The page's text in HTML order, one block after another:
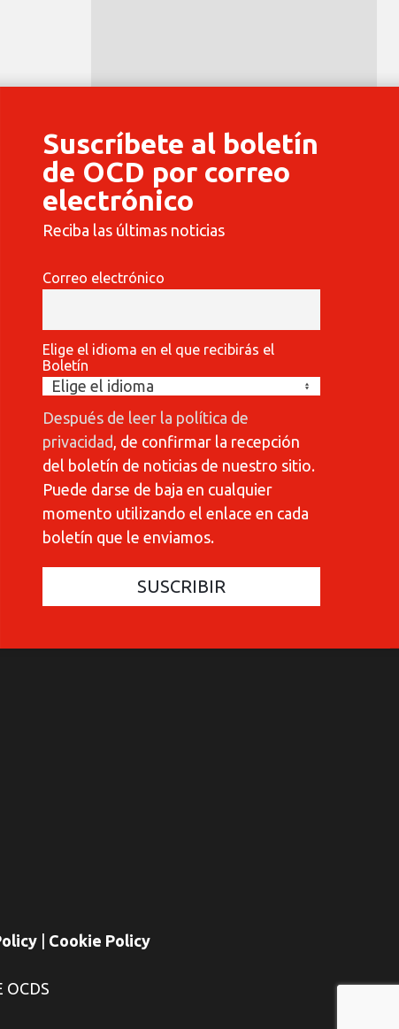
COMMUNICATIONES 420
Suscríbete al boletín
de OCD por correo
electrónico
Reciba las últimas noticias
Correo electrónico
Elige el idioma en el que recibirás el
Boletín
Después de leer la política de
privacidad, de confirmar la recepción
del boletín de noticias de nuestro sitio.
Puede darse de baja en cualquier
momento utilizando el enlace en cada
boletín que le enviamos.
Cookie Policy
OCDS